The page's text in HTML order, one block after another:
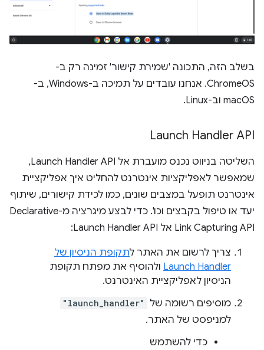
בשלב הזה, התכונה 'שמירת קישור' זמינה רק ב-
ChromeOS. אנחנו עובדים על תמיכה ב-Windows, ב-
macOS וב-Linux.
Launch Handler API
השליטה בניווט נכנס מועברת אל Launch Handler API,
שמאפשר לאפליקציות אינטרנט להחליט איך אפליקציית
אינטרנט תופעל במצבים שונים, כמו לכידת קישורים, שיתוף
יעד או טיפול בקבצים וכו'. כדי לבצע מיגרציה מ-Declarative
Link Capturing API אל Launch Handler API:
צריך לרשום את האתר לתקופת הניסיון של
Launch Handler ולהוסיף את מפתח תקופת
הניסיון לאפליקציית האינטרנט.
מוסיפים רשומה של
"launch_handler"
למניפסט של האתר.
כדי להשתמש